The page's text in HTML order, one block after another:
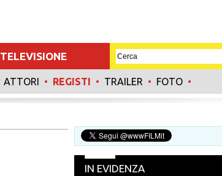
TELEVISIONE
ATTORI • REGISTI • TRAILER • FOTO •
IN EVIDENZA